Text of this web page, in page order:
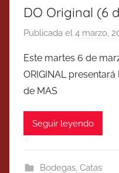
DO Original (6
Publicada el 4 marzo,
Este martes 6 de
ORIGINAL
de MAS
Seguir leyendo
Bodegas, Catas